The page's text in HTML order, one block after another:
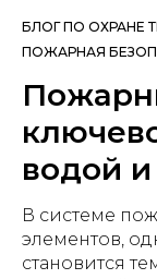
БЛОГ ПО ОХРАНЕ
ПОЖАРНАЯ
водой
В системе
элементов,
становится